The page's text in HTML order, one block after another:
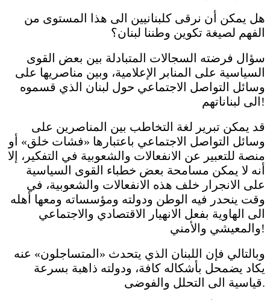
هل يمكن أن نرقى كلبنانيين الى هذا المستوى من
الفهم لصيغة تكوين وطننا لبنان؟
سؤال فرضته السجالات المتبادلة بين بعض القوى
السياسية على المنابر الإعلامية، وبين مناصريها على
وسائل التواصل الاجتماعي حول لبنان الذي قسموه
الى لبناناتهم!
قد يمكن تبرير لغة التخاطب بين المناصرين على
وسائل التواصل الاجتماعي باعتبارها «فشات خلق» أو
منصة للتعبير عن الانفعالات والشعوبية في التفكير، إلا
أنه لا يمكن مسامحة بعض خطباء القوى السياسية
على الانجرار خلف هذه الانفعالات والشعوبية، في
وقت ينحدر فيه الوطن ودولته ومؤسساته ومعها أهله
الى الهاوية بفعل الانهيار الاقتصادي والاجتماعي
والمعيشي والأمني!
وبالتالي فإن اللبنان الذي يتحدث «المتساجلون» عنه
يكاد يضمحل بأشكاله كافة، ودولته ذاهبة بسرعة
قياسية الى التحلل والفوضى.